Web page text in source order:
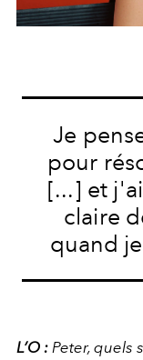
Je
pour
[...] et
claire
quand
L’O : Peter, quels